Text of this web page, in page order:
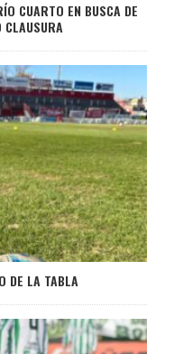
CUARTO EN BUSCA DE
CLAUSURA
DE LA TABLA